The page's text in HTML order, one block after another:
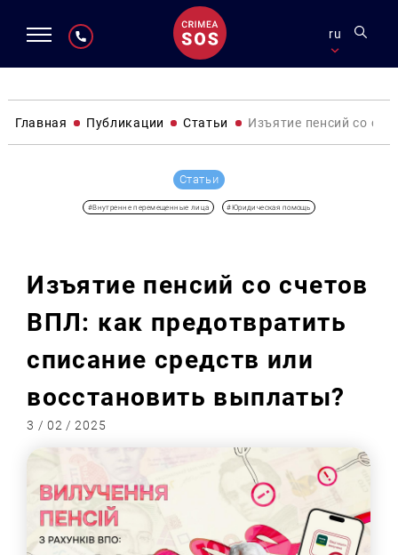
ru
Главная Публикации Статьи Изъятие пенсий со
Статьи
#Внутренне перемещенные лица #Юридическая помощь
Изъятие пенсий со счетов
ВПЛ: как предотвратить
списание средств или
восстановить выплаты?
3 / 02 / 2025